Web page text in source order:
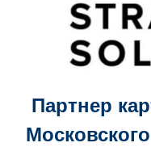
Партнер